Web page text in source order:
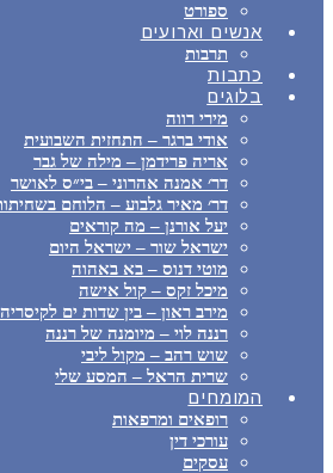
ספורט
אנשים וארועים
תרבות
כתבות
בלוגים
מירי רווה
אודי ברגר – התחזית השבועית
אריה פרידמן – מילה של גבר
דר׳ אמנה אהרוני – בי״ס לאושר
דר׳ מאיר גלבוע – הלוחם
יעל אורנן – מה קוראים
ישראל שור – ישראל היום
מוטי דנוס – בא באהוה
מיכל זקס – קול אישה
מירב ראון – בין שדות ים לקיסריה
רננה לוי – מיומנה של רננה
שוש רהב – מקול ליבי
שרית הראל – המסע שלי
המומחים
רופאים ומרפאות
עורכי דין
עסקים